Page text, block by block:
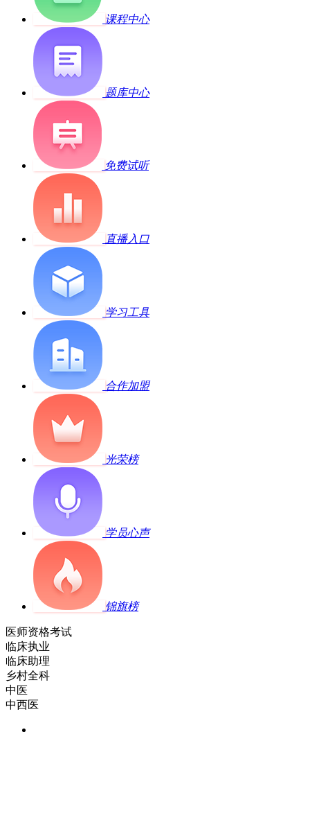
课程中心
题库中心
免费试听
直播入口
学习工具
合作加盟
光荣榜
学员心声
锦旗榜
医师资格考试
临床执业
临床助理
乡村全科
中医
中西医